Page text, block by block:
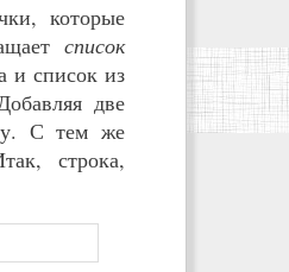
которые
список
и список из
две
С тем же
строка,